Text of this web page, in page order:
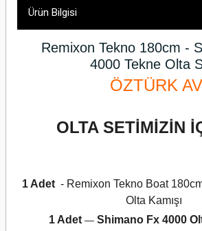
Ürün Bilgisi
Remixon Tekno 180cm -
4000 Tekne Olta
ÖZTÜRK AV
OLTA SETİMİZİN
1 Adet- Remixon Tekno Boat
Olta Kamışı
1 Adet — Shimano Fx 4000